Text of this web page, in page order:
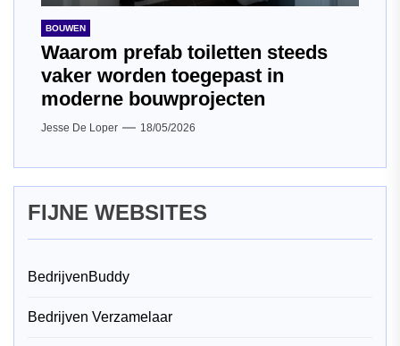
BOUWEN
Waarom prefab toiletten steeds
vaker worden toegepast in
moderne bouwprojecten
Jesse De Loper 18/05/2026
FIJNE WEBSITES
BedrijvenBuddy
Bedrijven Verzamelaar